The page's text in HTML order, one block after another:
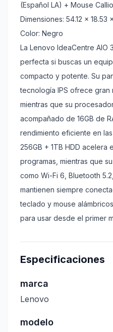
(Español LA) + Mouse
Dimensiones: 54.12 x 18.53
Color: Negro
La Lenovo IdeaCentre AIO
perfecta si buscas un
compacto y potente. Su
tecnología IPS ofrece gran
mientras que su
acompañado de 16GB de
rendimiento eficiente en
256GB + 1TB HDD acelera
programas, mientras que
como Wi-Fi 6, Bluetooth
mantienen siempre
teclado y mouse
para usar desde el primer
Especificaciones
marca
Lenovo
modelo